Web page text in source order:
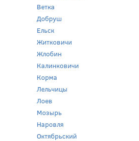
Ветка
Добруш
Ельск
Житковичи
Жлобин
Калинковичи
Корма
Лельчицы
Лоев
Мозырь
Наровля
Октябрьский